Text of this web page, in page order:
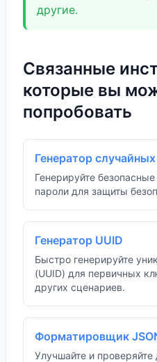
другие.
Связанные
которые вы
попробовать
Генератор
Генерируйте
пароли для защиты
Генератор UUID
Быстро генерируйте
(UUID) для первичных
других сценариев.
Форматировщик
Улучшайте и